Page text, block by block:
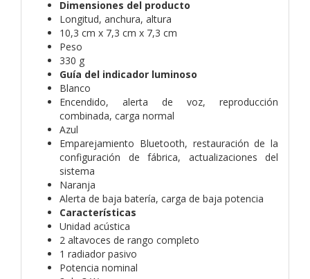
Dimensiones del producto
Longitud, anchura, altura
10,3 cm x 7,3 cm x 7,3 cm
Peso
330 g
Guía del indicador luminoso
Blanco
Encendido, alerta de voz, reproducción
combinada, carga normal
Azul
Emparejamiento Bluetooth, restauración de la
configuración de fábrica, actualizaciones del
sistema
Naranja
Alerta de baja batería, carga de baja potencia
Características
Unidad acústica
2 altavoces de rango completo
1 radiador pasivo
Potencia nominal